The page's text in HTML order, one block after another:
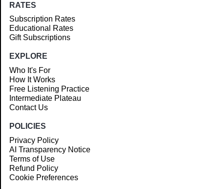
RATES
Subscription Rates
Educational Rates
Gift Subscriptions
EXPLORE
Who It's For
How It Works
Free Listening Practice
Intermediate Plateau
Contact Us
POLICIES
Privacy Policy
AI Transparency Notice
Terms of Use
Refund Policy
Cookie Preferences